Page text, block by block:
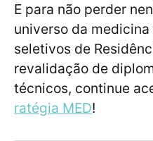
E para não perder
universo da
seletivos de
revalidação de
técnicos, continue
ratégia MED!